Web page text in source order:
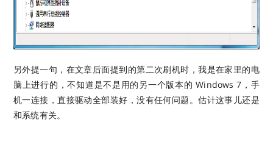
另外提一句，在文章后面提到的第二次刷机时，我是在家里的电
脑上进行的，不知道是不是用的另一个版本的 Windows 7，手
机一连接，直接驱动全部装好，没有任何问题。估计这事儿还是
和系统有关。